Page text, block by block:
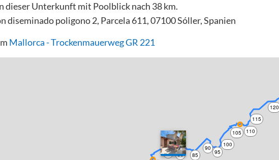
dieser Unterkunft mit Poolblick nach 38 km.
diseminado poligono 2, Parcela 611, 07100 Sóller, Spanien
Mallorca - Trockenmauerweg GR 221
70
75
80
85
90
95
100
105 110
115
120